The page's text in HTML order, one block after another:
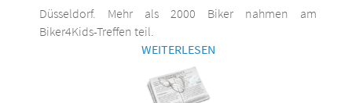
Düsseldorf. Mehr als 2000 Biker nahmen am
Biker4Kids-Treffen teil.
WEITERLESEN